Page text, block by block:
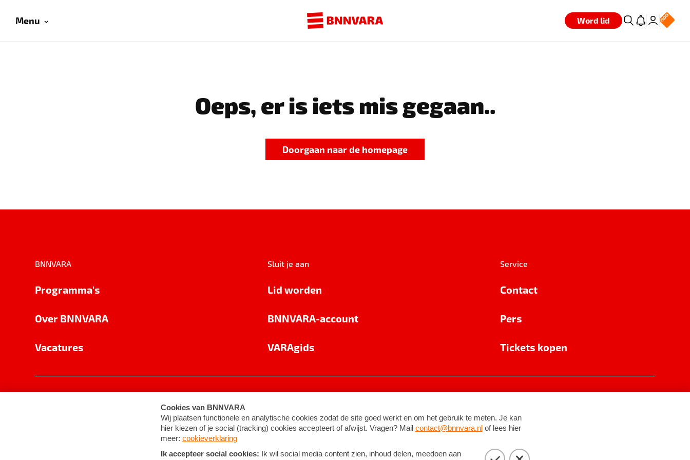
Menu Word lid
Oeps, er is iets mis gegaan..
Doorgaan naar de homepage
BNNVARA
Programma's
Over BNNVARA
Vacatures
Sluit je aan
Lid worden
BNNVARA-account
VARAgids
Service
Contact
Pers
Tickets kopen
Cookie-instellingen Algemene voorwaarden ©2026BNNVARA